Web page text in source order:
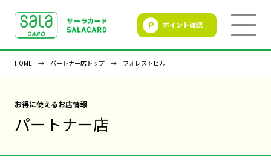
ポイント確認
HOME パートナー店トップ フォレストヒル
お得に使えるお店情報
パートナー店